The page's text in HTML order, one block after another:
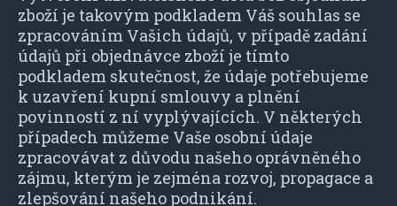
zboží je takovým podkladem Váš souhlas se
zpracováním Vašich údajů, v případě zadání
údajů při objednávce zboží je tímto
podkladem skutečnost, že údaje potřebujeme
k uzavření kupní smlouvy a plnění
povinností z ní vyplývajících. V některých
případech můžeme Vaše osobní údaje
zpracovávat z důvodu našeho oprávněného
zájmu, kterým je zejména rozvoj, propagace a
zlepšování našeho podnikání.